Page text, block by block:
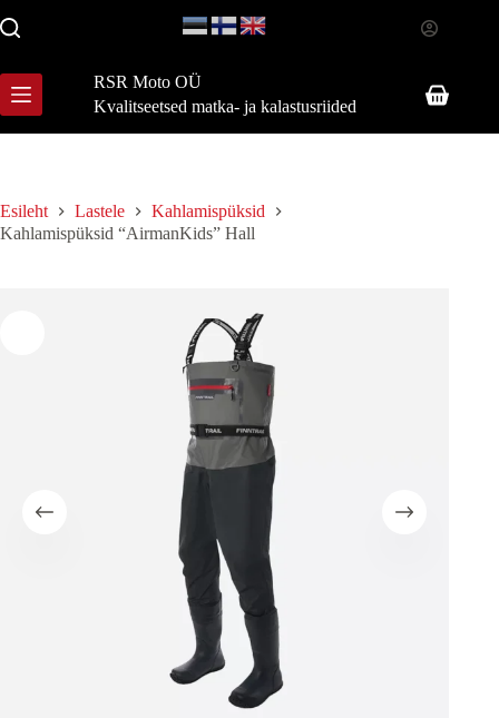
to
RSR Moto OÜ
Kvalitseetsed matka- ja kalastusriided
Shopping
Esileht Lastele
Kahlamispüksid
Kahlamispüksid “AirmanKids” Hall